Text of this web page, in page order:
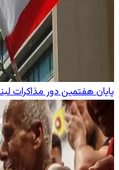
پایان هفتمین دور مذاکرات